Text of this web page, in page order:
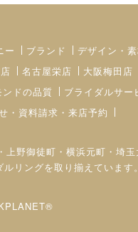
ー ブランド デザイン・
名古屋栄店 大阪梅田店
ドの品質 ブライダルサー
・資料請求・来店予約
御徒町・横浜元町・埼
リングを取り揃えています。